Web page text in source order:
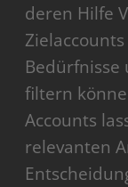
deren Hilfe
Bedürfnisse
filtern
Accounts
relevanten